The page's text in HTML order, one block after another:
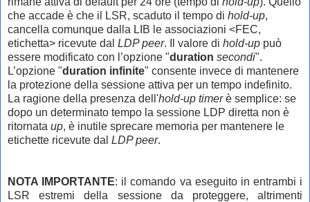
che accade è che il LSR, scaduto il tempo di hold-up,
cancella comunque dalla LIB le associazioni <FEC,
etichetta> ricevute dal LDP peer. Il valore di hold-up può
essere modificato con l’opzione "duration secondi".
L’opzione "duration infinite" consente invece di mantenere
la protezione della sessione attiva per un tempo indefinito.
La ragione della presenza dell'hold-up timerè semplice: se
dopo un determinato tempo la sessione LDP diretta non è
ritornata up, è inutile sprecare memoria per mantenere le
etichette ricevute dal LDP peer.
NOTA IMPORTANTE: il comando va eseguito in entrambi i
LSR estremi della sessione da proteggere, altrimenti